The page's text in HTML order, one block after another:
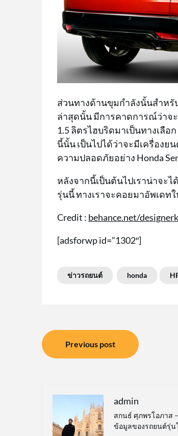
ส่วนทางด้านขุมกำลังนั้นสำห
ล่าสุดนั้น มีการคาดการณ์ว่าจะ
1.5 ลิตรไฮบริดมาเป็นทางเลือ
นี้นั้น เป็นไปได้ว่าจะมีเครื่องย
ความปลอดภัยอย่าง Honda
หลังจากนี้เป็นต้นไปเราน่าจะไ
รุ่นนี้ ทางเราจะคอยมาอัพเดท
Credit : behance.net/
[adsforwp id=”1302″]
ข่าวรถยนต์ honda
แนะแนว
เรื่อง
Previous post
admin
สกนธ์ ศุภพรโอภาส
ข้อมูลของรถยนต์รุ่น